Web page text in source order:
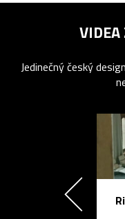
VIDEA
Jedinečný český